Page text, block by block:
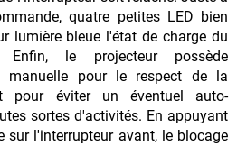
quatre petites LED bien
lumière bleue l'état de charge du
Enfin, le projecteur possède
manuelle pour le respect de la
pour éviter un éventuel auto-
sortes d'activités. En appuyant
sur l'interrupteur avant, le blocage